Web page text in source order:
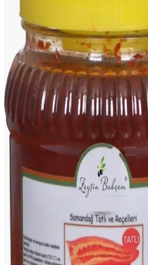
Vegan Dostu Lezzetli Seçenek
Gerekseal Antakya Kırma Yeşil Zeytin, doğal
dokusuyla sağlıklı, vegan dostu bir
öne çıkaran bu ürün, antakya zeytininin
Antakya ile İskenderun Arası
Seçenekleri Rehberi
Antakya ile İskenderun arasındaki yaklaşık
alternatifleri ve seyahat süreleri hakkında
bölgeyi ziyaret edenlere ve seyahat
Antakya'nın Eşsiz Yöresel
Bölgesel Çeşitler
Antakya'nın çökelek, sürk ve diğer yöresel
ve geleneksel tariflerle hazırlanan benzersiz
peynirler, bölgenin kültürel mirasının önemli bir
Lezzetleriyle Mutfaklara Renk Katar
Samandağ Biberi, Hatay'ın iklimi ve toprak
aromasıyla öne çıkan taze ve kıtır biber.
katarken, stoklarla sınırlı ve kampanya